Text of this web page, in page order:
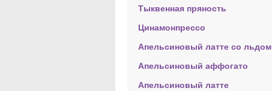
Тыквенная пряность
Цинамонпрессо
Апельсиновый латте со льдом
Апельсиновый аффогато
Апельсиновый латте